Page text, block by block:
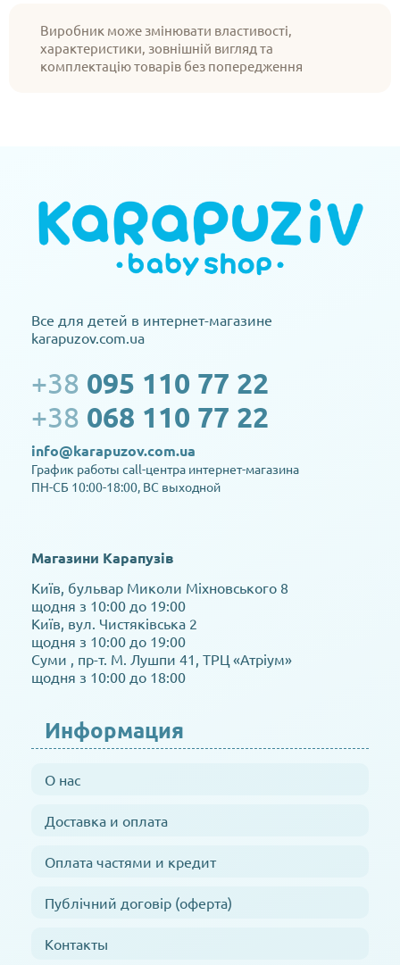
Виробник може змінювати властивості,
характеристики, зовнішній вигляд та
комплектацію товарів без попередження
Все для детей в интернет-магазине
karapuzov.com.ua
+38 095 110 77 22
+38 068 110 77 22
info@karapuzov.com.ua
График работы call-центра интернет-магазина
ПН-СБ 10:00-18:00, ВС выходной
Магазини Карапузів
Київ, бульвар Миколи Міхновського 8
щодня з 10:00 до 19:00
Київ, вул. Чистяківська 2
щодня з 10:00 до 19:00
Суми , пр-т. М. Лушпи 41, ТРЦ «Атріум»
щодня з 10:00 до 18:00
Информация
О нас
Доставка и оплата
Оплата частями и кредит
Публічний договір (оферта)
Контакты